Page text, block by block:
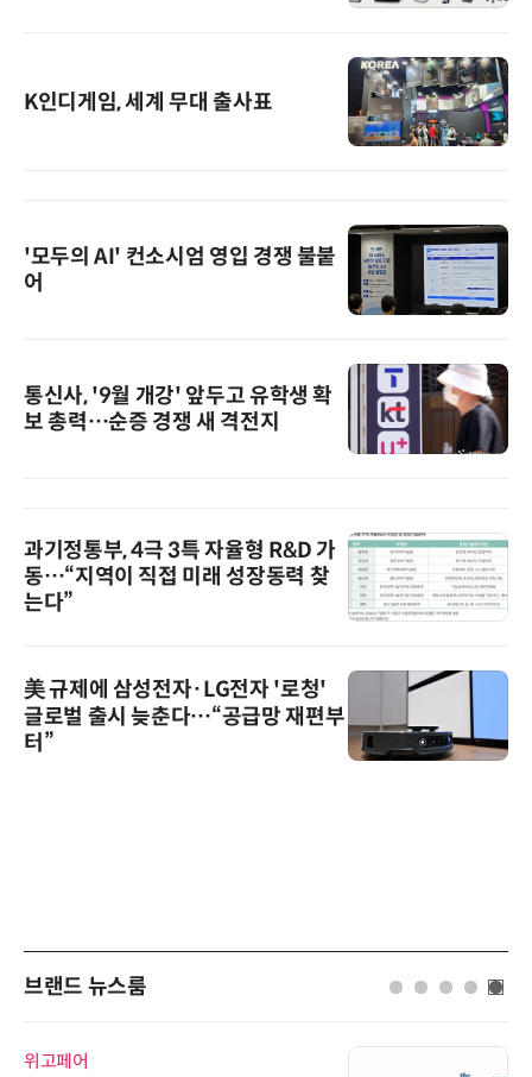
K인디게임, 세계 무대 출사표
'모두의 AI' 컨소시엄 영입 경쟁 불붙
어
통신사, '9월 개강' 앞두고 유학생 확
보 총력…순증 경쟁 새 격전지
과기정통부, 4극 3특 자율형 R&D 가
동…“지역이 직접 미래 성장동력 찾
는다”
美 규제에 삼성전자·LG전자 '로청'
글로벌 출시 늦춘다…“공급망 재편부
터”
브랜드 뉴스룸
위고페어